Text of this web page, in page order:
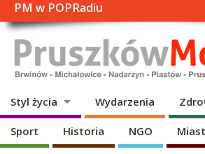
PM w POPRadiu
Styl życia Wydarzenia
Sport Historia NGO